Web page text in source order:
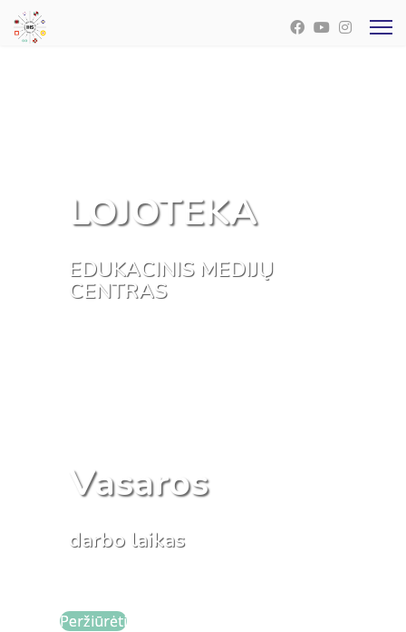
LOJOTEKA
EDUKACINIS MEDIJŲ
CENTRAS
Vasaros
darbo laikas
Peržiūrėti